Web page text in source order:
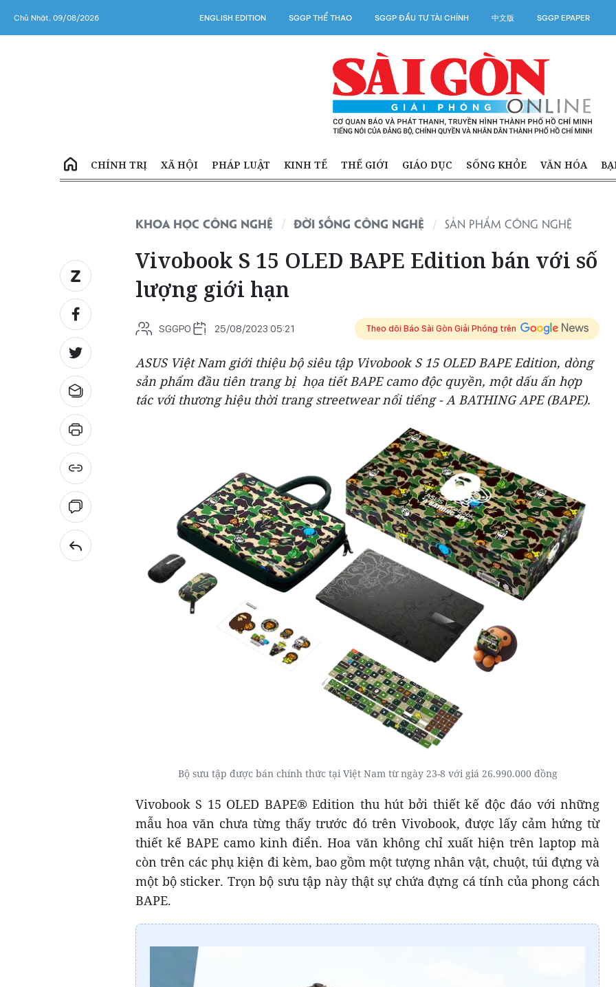
Chủ Nhật, 09/08/2026 ENGLISH EDITION SGGP THỂ THAO SGGP ĐẦU TƯ TÀI CHÍNH 中文版 SGGP EPAPER
CHÍNH TRỊ XÃ HỘI PHÁP LUẬT KINH TẾ THẾ GIỚI GIÁO DỤC SỐNG KHỎE VĂN HÓA
KHOA HỌC CÔNG NGHỆ ĐỜI SỐNG CÔNG NGHỆ SẢN PHẨM CÔNG NGHỆ
Vivobook S 15 OLED BAPE Edition bán với số
lượng giới hạn
SGGPO 25/08/2023 05:21 Theo dõi Báo Sài Gòn Giải Phóng trên
ASUS Việt Nam giới thiệu bộ siêu tập Vivobook S 15 OLED BAPE Edition, dòng
sản phẩm đầu tiên trang bị họa tiết BAPE camo độc quyền, một dấu ấn hợp
tác với thương hiệu thời trang streetwear nổi tiếng - A BATHING APE (BAPE).
Bộ sưu tập được bán chính thức tại Việt Nam từ ngày 23-8 với giá 26.990.000 đồng
Vivobook S 15 OLED BAPE® Edition thu hút bởi thiết kế độc đáo với những
mẫu hoa văn chưa từng thấy trước đó trên Vivobook, được lấy cảm hứng từ
thiết kế BAPE camo kinh điển. Hoa văn không chỉ xuất hiện trên laptop mà
còn trên các phụ kiện đi kèm, bao gồm một tượng nhân vật, chuột, túi đựng và
một bộ sticker. Trọn bộ sưu tập này thật sự chứa đựng cá tính của phong cách
BAPE.